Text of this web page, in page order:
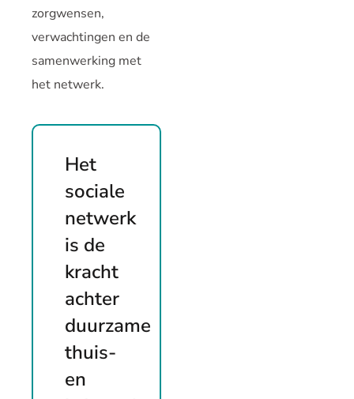
zorgwensen,
verwachtingen en de
samenwerking met
het netwerk.
Het
sociale
netwerk
is de
kracht
achter
duurzame
thuis-
en